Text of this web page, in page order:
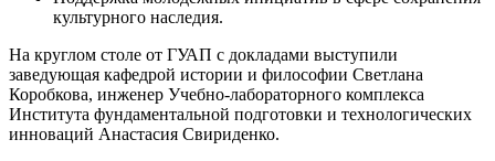
культурного наследия.
На круглом столе от ГУАП с докладами выступили
заведующая кафедрой истории и философии Светлана
Коробкова, инженер Учебно-лабораторного комплекса
Института фундаментальной подготовки и технологических
инноваций Анастасия Свириденко.